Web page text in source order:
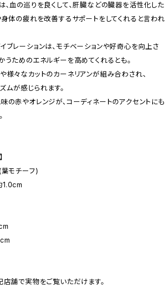
、血の巡りを良くして、肝臓などの臓器を活性化した
身体の疲れを改善するサポートをしてくれると言われ
ブレーションは、モチベーションや好奇心を向上さ
うためのエネルギーを高めてくれるとも。
様々なカットのカーネリアンが組み合わされ、
ムが感じられます。
の赤やオレンジが、コーディネートのアクセントにも
モチーフ)
1.0cm
店舗で実物をご覧いただけます。